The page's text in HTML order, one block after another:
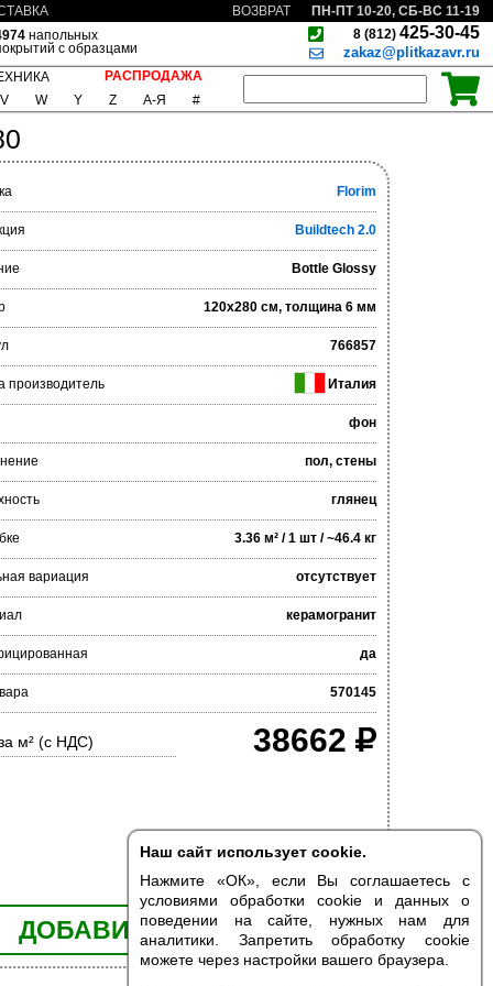
Наш сайт использует cookie.
Нажмите «ОК», если Вы соглашаетесь с
условиями обработки cookie и данных о
поведении на сайте, нужных нам для
аналитики. Запретить обработку cookie
можете через настройки вашего браузера.
ВОЗВРАТ
ПН-ПТ 10-20, СБ-ВС 11-19
напольных
с образцами
8 (812) 425-30-45
zakaz@plitkazavr.ru
РАСПРОДАЖА
V W Y Z А-Я #
Florim
Buildtech 2.0
Bottle Glossy
120x280 см, толщина 6 мм
766857
производитель Италия
фон
пол, стены
глянец
3.36 м² / 1 шт / ~46.4 кг
вариация отсутствует
керамогранит
да
570145
м² (с НДС) 38662
ДОБАВИТЬ В КОРЗИНУ